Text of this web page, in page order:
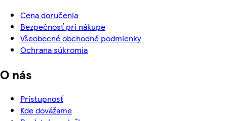
Cena doručenia
Bezpečnosť pri nákupe
Všeobecné obchodné podmienky
Ochrana súkromia
O nás
Prístupnosť
Kde dovážame